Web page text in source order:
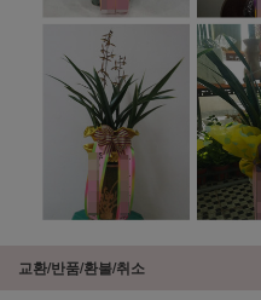
교환/반품/환불/취소